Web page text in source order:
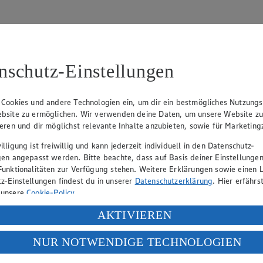
Fickert (Vorstandsmitglied), Jürgen Mäder
gewährt Ihnen jedoch das Recht, den auf dieser Website
und Vervielfältigung von Bildmaterial oder Grafiken aus
verantwortlich. Firma und Anschriften unserer
hin, dass wir nicht an einem Streitbeilegungsverfahren vor einer
Einstellungen
und andere Technologien ein, um dir ein bestmögliches
zu ermöglichen. Wir verwenden deine Daten, um unsere Website zu
und dir möglichst relevante Inhalte anzubieten, sowie für
ist freiwillig und kann jederzeit individuell in den Datenschutz-
angepasst werden. Bitte beachte, dass auf Basis deiner
zur Verfügung stehen. Weitere Erklärungen sowie einen
Einstellungen findest du in unserer Datenschutzerklärung. Hier
Cookie-Policy.
deiner personenbezogenen Daten in den USA durch Facebook und
„Aktivieren“ klickst, willigst du im Sinne des Art. 49 Abs. 1 Satz 1 lit.
Daten in den USA verarbeitet werden. Der EuGH sieht die USA als
europäischen Standards nicht angemessenen Datenschutzniveau an. Es
AKTIVIEREN
NUR NOTWENDIGE TECHNOLOGIEN